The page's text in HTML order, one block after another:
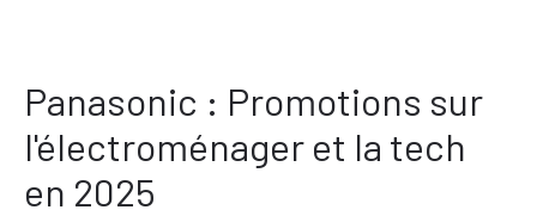
Panasonic : Promotions sur
l'électroménager et la tech
en 2025